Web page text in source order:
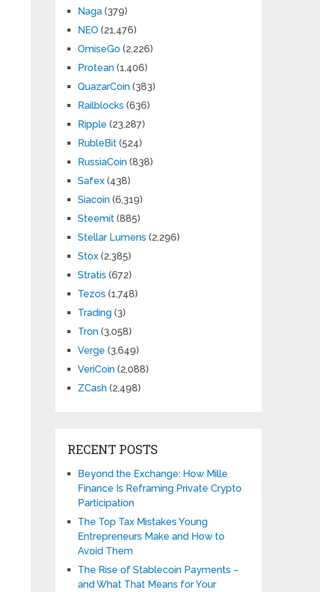
Naga (379)
NEO (21,476)
OmiseGo (2,226)
Protean (1,406)
QuazarCoin (383)
Railblocks (636)
Ripple (23,287)
RubleBit (524)
RussiaCoin (838)
Safex (438)
Siacoin (6,319)
Steemit (885)
Stellar Lumens (2,296)
Stox (2,385)
Stratis (672)
Tezos (1,748)
Trading (3)
Tron (3,058)
Verge (3,649)
VeriCoin (2,088)
ZCash (2,498)
RECENT POSTS
Beyond the Exchange: How Mille
Finance Is Reframing Private Crypto
Participation
The Top Tax Mistakes Young
Entrepreneurs Make and How to
Avoid Them
The Rise of Stablecoin Payments –
and What That Means for Your